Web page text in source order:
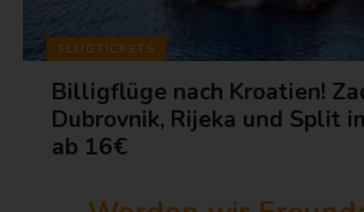
FLUGTICKETS
Billigflüge nach Kroatien!
Dubrovnik, Rijeka und Split
ab 16€